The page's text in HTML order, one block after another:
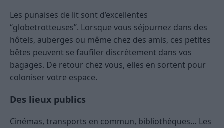
Les punaises de lit sont d’excellentes
“globetrotteuses”. Lorsque vous séjournez dans des
hôtels, auberges ou même chez des amis, ces petites
bêtes peuvent se faufiler discrètement dans vos
bagages. De retour chez vous, elles en sortent pour
coloniser votre espace.
Des lieux publics
Cinémas, transports en commun, bibliothèques… Les